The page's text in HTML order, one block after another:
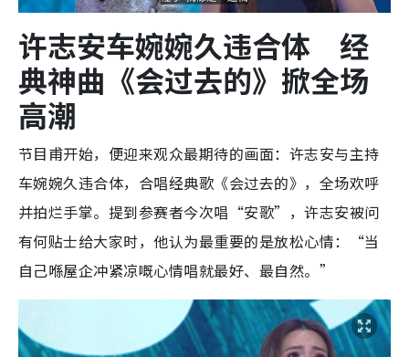
许志安车婉婉久违合体 经
典神曲《会过去的》掀全场
高潮
节目甫开始，便迎来观众最期待的画面：许志安与主持
车婉婉久违合体，合唱经典歌《会过去的》，全场欢呼
并拍烂手掌。提到参赛者今次唱“安歌”，许志安被问
有何贴士给大家时，他认为最重要的是放松心情：“当
自己喺屋企冲紧凉嘅心情唱就最好、最自然。”